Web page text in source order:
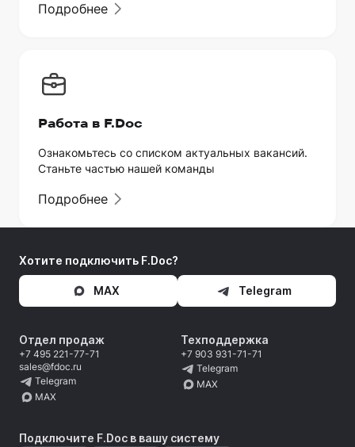
Подробнее
Работа в F.Doc
Ознакомьтесь со списком актуальных вакансий.
Станьте частью нашей команды
Подробнее
Хотите подключить F.Doc?
MAX Telegram
Подключите F.Doc в вашу систему
Отдел продаж
+7 495 221-77-71
sales@fdoc.ru
Telegram
MAX
Техподдержка
+7 903 931-71-71
Telegram
MAX